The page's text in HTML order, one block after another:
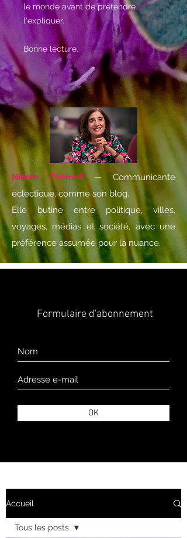
le monde avant de prétendre
l'expliquer.
Bonne lecture.
Nicole Chémali — Communicante
éclectique, comme son blog.
Elle butine entre politique, villes,
voyages, médias et société, avec une
préférence assumée pour la nuance.
Formulaire d'abonnement
OK
Accueil
Tous les posts